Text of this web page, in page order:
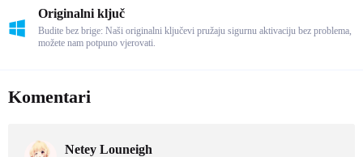
Originalni ključ
Budite bez brige: Naši originalni ključevi pružaju sigurnu aktivaciju bez problema,
možete nam potpuno vjerovati.
Komentari
Netey Louneigh